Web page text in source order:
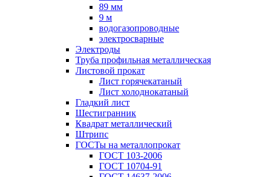
89 мм
9 м
водогазопроводные
электросварные
Электроды
Труба профильная металлическая
Листовой прокат
Лист горячекатаный
Лист холоднокатаный
Гладкий лист
Шестигранник
Квадрат металлический
Штрипс
ГОСТы на металлопрокат
ГОСТ 103-2006
ГОСТ 10704-91